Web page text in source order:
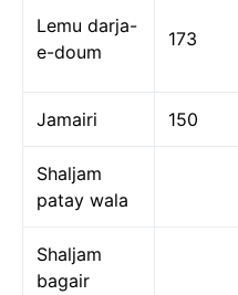
Lemu darja-
e-doum
173
Jamairi 150
Shaljam
patay wala
Shaljam
bagair